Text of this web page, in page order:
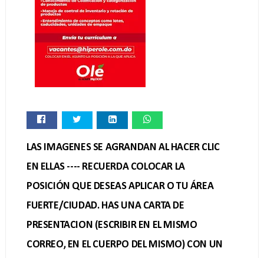
LAS IMAGENES SE AGRANDAN AL HACER CLIC
EN ELLAS ---- RECUERDA COLOCAR LA
POSICIÓN QUE DESEAS APLICAR O TU ÁREA
FUERTE/CIUDAD. HAS UNA CARTA DE
PRESENTACION (ESCRIBIR EN EL MISMO
CORREO, EN EL CUERPO DEL MISMO) CON UN